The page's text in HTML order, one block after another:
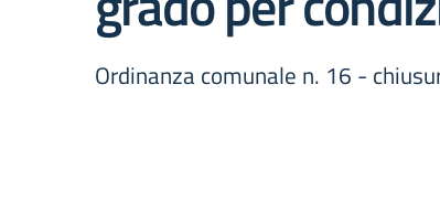
Ordinanza comunale n. 16 -